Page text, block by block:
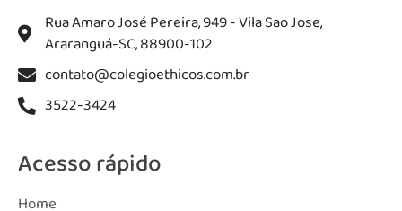
Rua Amaro José Pereira, 949 - Vila Sao Jose,
Araranguá-SC, 88900-102
contato@colegioethicos.com.br
3522-3424
Acesso rápido
Home